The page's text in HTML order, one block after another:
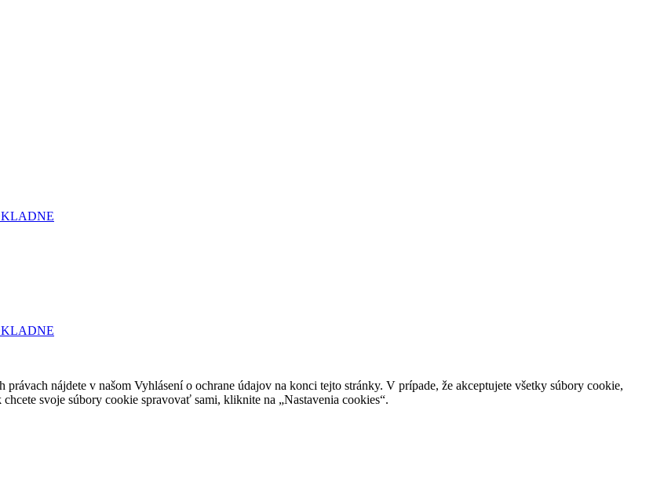
nájdete v našom Vyhlásení o ochrane údajov na konci tejto stránky. V prípade, že akceptujete všetky súbory cookie,
svoje súbory cookie spravovať sami, kliknite na „Nastavenia cookies“.